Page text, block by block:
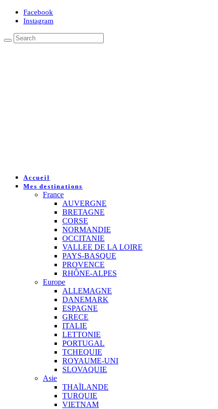
Facebook
Instagram
Accueil
Mes destinations
France
AUVERGNE
BRETAGNE
CORSE
NORMANDIE
OCCITANIE
VALLEE DE LA LOIRE
PAYS-BASQUE
PROVENCE
RHÔNE-ALPES
Europe
ALLEMAGNE
DANEMARK
ESPAGNE
GRECE
ITALIE
LETTONIE
PORTUGAL
TCHEQUIE
ROYAUME-UNI
SLOVAQUIE
Asie
THAÏLANDE
TURQUIE
VIETNAM